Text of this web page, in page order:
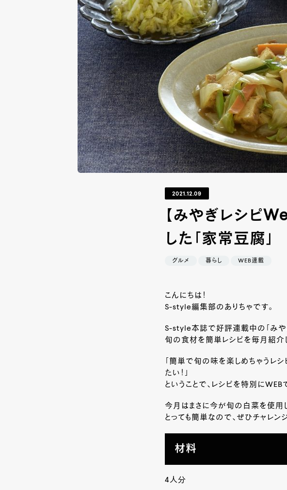
2021.12.09
【みやぎレシピ
した「家常豆腐」
グルメ 暮らし WEB連載
こんにちは！
S-style編集部のありちゃです。
S-style本誌で好評連載中の「みや
旬の食材を簡単レシピを毎月紹介し
「簡単で旬の味を楽しめちゃうレ
たい！」
ということで、レシピを特別にWEB
今月はまさに今が旬の白菜を使用
とっても簡単なので、ぜひチャレン
材料
4人分